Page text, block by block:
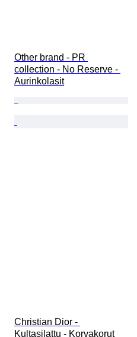
Other brand - PR
collection - No Reserve -
Aurinkolasit
Christian Dior -
Kultasilattu - Korvakorut